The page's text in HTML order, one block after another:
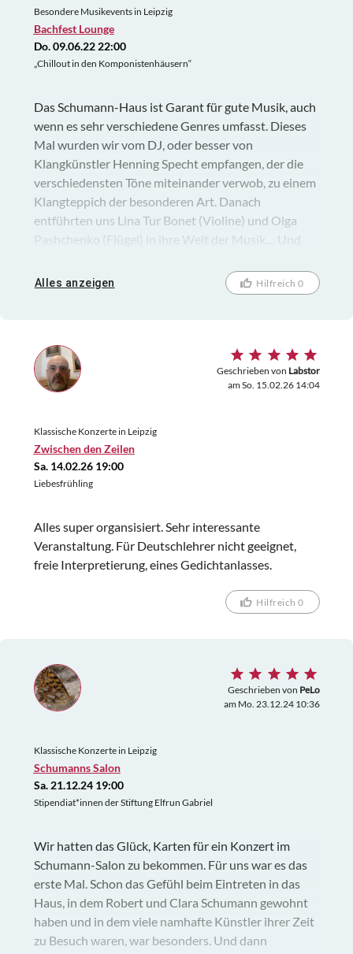
Besondere Musikevents in Leipzig
Bachfest Lounge
Do. 09.06.22 22:00
„Chillout in den Komponistenhäusern“
Das Schumann-Haus ist Garant für gute Musik, auch
wenn es sehr verschiedene Genres umfasst. Dieses
Mal wurden wir vom DJ, oder besser von
Klangkünstler Henning Specht empfangen, der die
verschiedensten Töne miteinander verwob, zu einem
Klangteppich der besonderen Art. Danach
entführten uns Lina Tur Bonet (Violine) und Olga
Pashchenko (Flügel) in ihre Welt der Musik… Und
ende ist und wir den beiden Künstlerinnen den
hochverdienten Beifall zollen wollen. Danke für das
Alles anzeigen Hilfreich 0
Geschrieben von Labstor
am So. 15.02.26 14:04
Klassische Konzerte in Leipzig
Zwischen den Zeilen
Sa. 14.02.26 19:00
Liebesfrühling
Alles super organsisiert. Sehr interessante
Veranstaltung. Für Deutschlehrer nicht geeignet,
freie Interpretierung, eines Gedichtanlasses.
Hilfreich 0
Geschrieben von PeLo
am Mo. 23.12.24 10:36
Klassische Konzerte in Leipzig
Schumanns Salon
Sa. 21.12.24 19:00
Stipendiat*innen der Stiftung Elfrun Gabriel
Wir hatten das Glück, Karten für ein Konzert im
Schumann-Salon zu bekommen. Für uns war es das
erste Mal. Schon das Gefühl beim Eintreten in das
Haus, in dem Robert und Clara Schumann gewohnt
haben und in dem viele namhafte Künstler ihrer Zeit
zu Besuch waren, war besonders. Und dann